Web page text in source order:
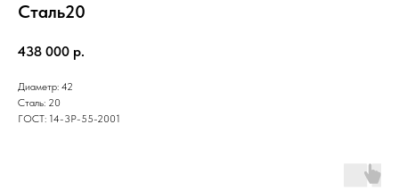
Cталь20
438 000 р.
Диаметр: 42
Сталь: 20
ГОСТ: 14-3Р-55-2001